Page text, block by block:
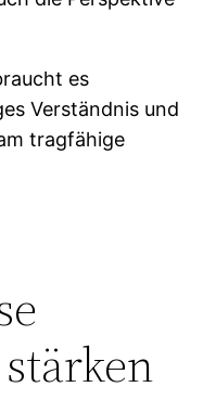
es
Verständnis und
tragfähige